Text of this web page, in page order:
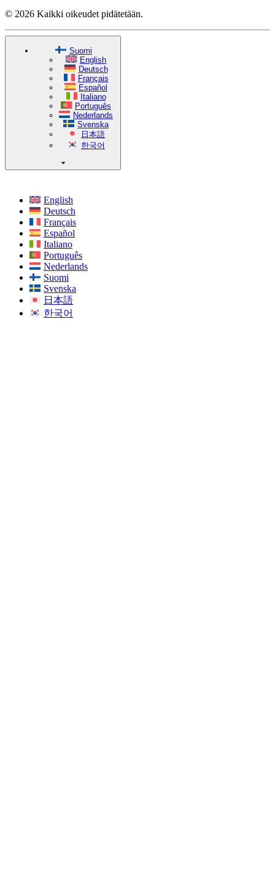
© 2026 Kaikki oikeudet pidätetään.
Suomi
English
Deutsch
Français
Español
Italiano
Português
Nederlands
Svenska
日本語
한국어
English
Deutsch
Français
Español
Italiano
Português
Nederlands
Suomi
Svenska
日本語
한국어